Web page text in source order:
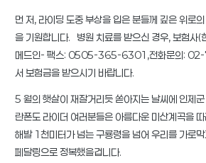
먼 저, 라이딩 도중 부상을 입은 분들께 깊은 위로
을 기원합니다. 병원 치료를 받으신 경우, 보험사(
메드인- 팩스: 0505-365-6301,전화문의:
서 보험금을 받으시기 바랍니다.
5 월의 햇살이 재잘거리듯 쏟아지는 날씨에 인제
란폰도 라이더 여러분들은 아름다운 미산계곡을
해발 1천미터가 넘는 구룡령을 넘어 우리를 가로
페달링으로 정복했을겁니다.